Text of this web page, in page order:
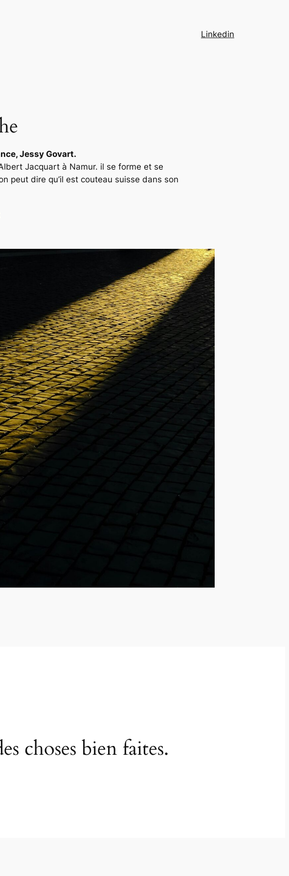
Linkedin
Jessy Govart.
Jacquart à Namur. il se forme et se
peut dire qu’il est couteau suisse dans son
choses bien faites.